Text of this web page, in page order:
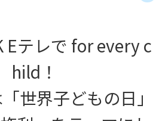
Eテレで for every c
hild！
世界子どもの日」